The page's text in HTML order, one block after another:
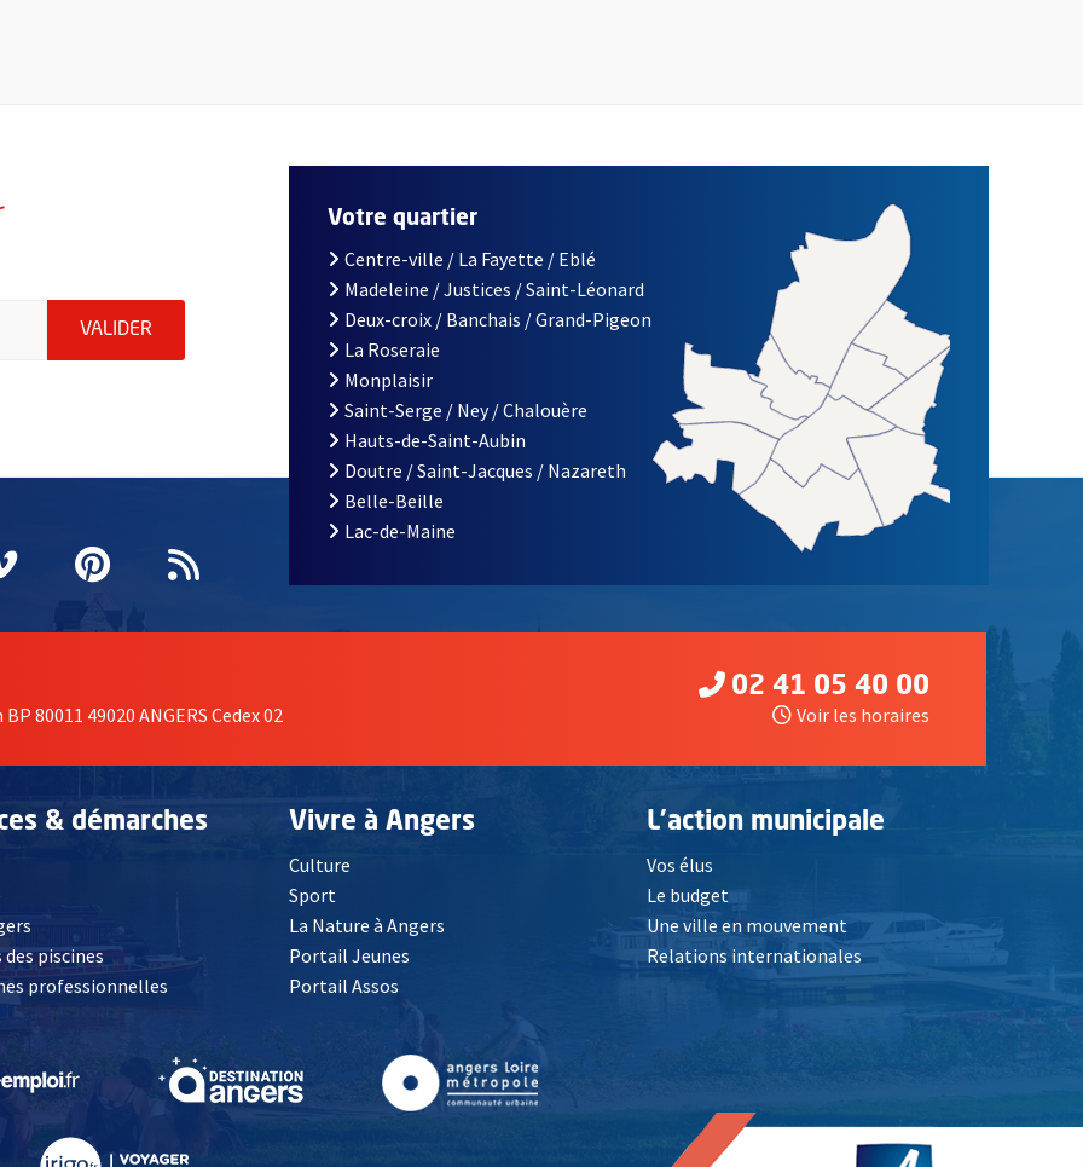
indiquez votre email (champ obligatoire)
VALIDER ENVOYER MA DEMANDE D'INSCRIPTION À LA LETTRE D'INFORMATION DE LA VILLE D'ANGERS
fenêtrefenêtre
une nouvelle fenêtre
Vimeo
, Ouvre une nouvelle fenêtre
Pinterest
, Ouvre une nouvelle fenêtre
Flux RSS
Votre quartier
Centre-ville / La Fayette / Eblé
Madeleine / Justices / Saint-Léonard
Deux-croix / Banchais / Grand-Pigeon
La Roseraie
Monplaisir
Saint-Serge / Ney / Chalouère
Hauts-de-Saint-Aubin
Doutre / Saint-Jacques / Nazareth
Belle-Beille
Lac-de-Maine
80011 49020 ANGERS Cedex 02
02 41 05 40 00
Voir les horaires
& démarches
, Ouvre une nouvelle fenêtre
piscines
professionnelles
Vivre à Angers
Culture
Sport
La Nature à Angers
Portail Jeunes
Portail Assos
L'action municipale
Vos élus
Le budget
Une ville en mouvement
Relations internationales
fenêtre , Ouvre une nouvelle fenêtre , Ouvre une nouvelle fenêtre, Ouvre une nouvelle fenêtre